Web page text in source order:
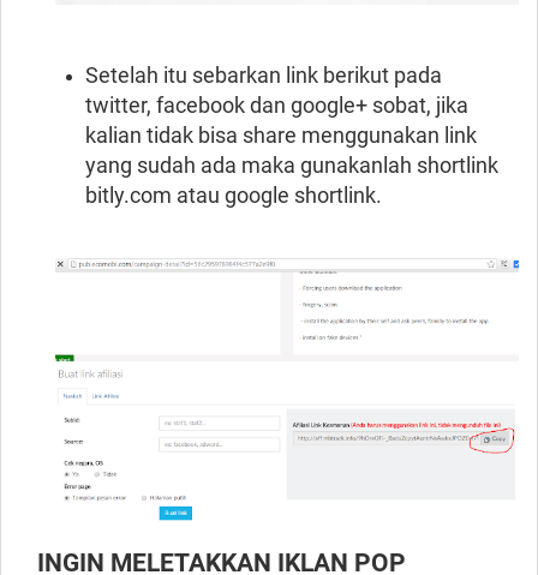
Setelah itu sebarkan link berikut pada
twitter, facebook dan google+ sobat, jika
kalian tidak bisa share menggunakan link
yang sudah ada maka gunakanlah shortlink
bitly.com atau google shortlink.
INGIN MELETAKKAN IKLAN POP